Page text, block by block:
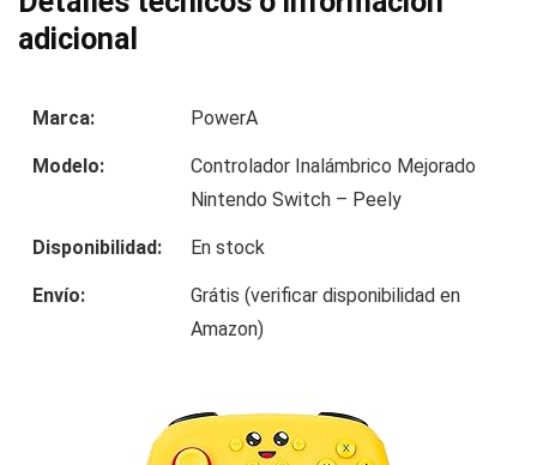
adicional
Marca: PowerA
Modelo:
Controlador Inalámbrico Mejorado
Nintendo Switch – Peely
Disponibilidad: En stock
Envío:
Grátis (verificar disponibilidad en
Amazon)